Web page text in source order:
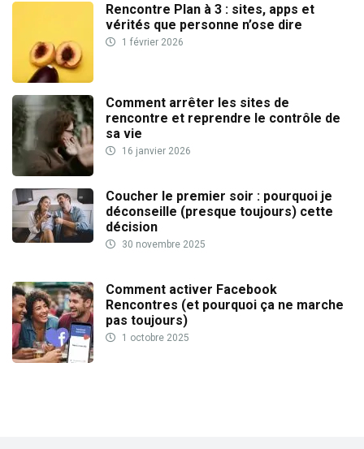
Rencontre Plan à 3 : sites, apps et
vérités que personne n’ose dire
1 février 2026
Comment arrêter les sites de
rencontre et reprendre le contrôle de
sa vie
16 janvier 2026
Coucher le premier soir : pourquoi je
déconseille (presque toujours) cette
décision
30 novembre 2025
Comment activer Facebook
Rencontres (et pourquoi ça ne marche
pas toujours)
1 octobre 2025